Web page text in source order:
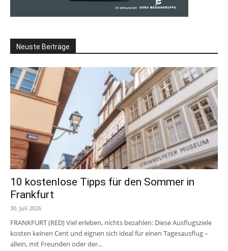
Neuste Beiträge
10 kostenlose Tipps für den Sommer in
Frankfurt
30. Juli 2026
FRANKFURT (RED) Viel erleben, nichts bezahlen: Diese Ausflugsziele
kosten keinen Cent und eignen sich ideal für einen Tagesausflug –
allein, mit Freunden oder der...